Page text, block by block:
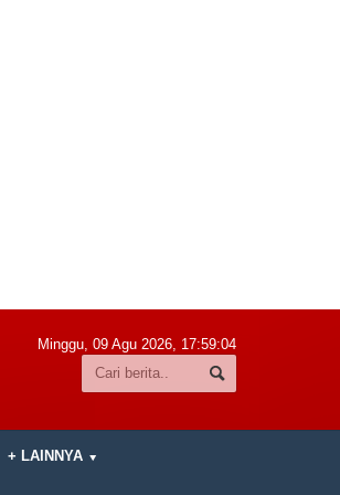
Minggu, 09 Agu 2026, 17:59:05
+ LAINNYA